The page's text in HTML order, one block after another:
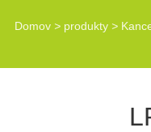
Domov > produkty >